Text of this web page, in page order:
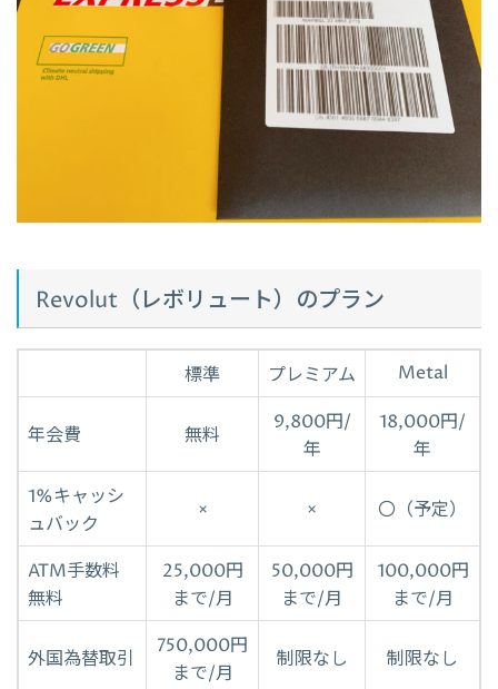
Revolut（レボリュート）のプラン
標準 プレミアム Metal
年会費 無料
9,800円/
年
18,000円/
年
1%キャッシ
ュバック
× × 〇（予定）
ATM手数料
無料
25,000円
まで/月
50,000円
まで/月
100,000円
まで/月
外国為替取引
750,000円
まで/月
制限なし 制限なし